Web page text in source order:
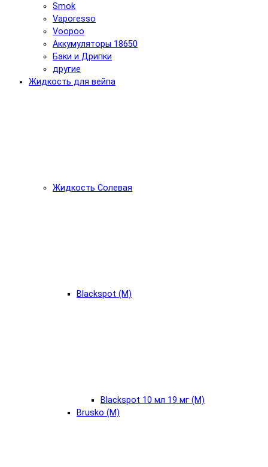
Smok
Vaporesso
Voopoo
Аккумуляторы 18650
Баки и Дрипки
другие
Жидкость для вейпа
Жидкость Солевая
Blackspot (М)
Blackspot 10 мл 19 мг (М)
Brusko (М)